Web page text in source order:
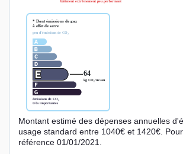
Montant estimé des dépenses annuelles
usage standard entre 1040€ et 1420€.
référence 01/01/2021.